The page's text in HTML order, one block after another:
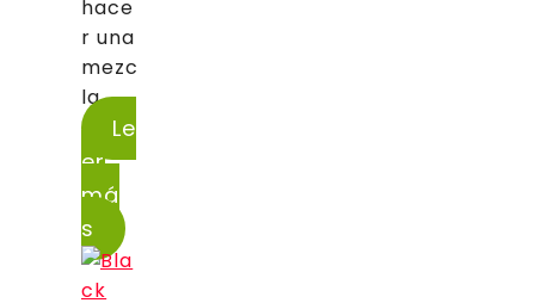
hace
r una
mezc
la...
Le
er
má
s